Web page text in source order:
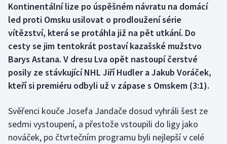
Boby a skeleton
Box
Curling
Cyklistika
Dostihy
Florbal
Kontinentální lize po úspěšném návratu na domácí
led proti Omsku usilovat o prodloužení série
vítězství, která se protáhla již na pět utkání. Do
cesty se jim tentokrát postaví kazašské mužstvo
Barys Astana. V dresu Lva opět nastoupí čerstvé
posily ze stávkující NHL Jiří Hudler a Jakub Voráček,
kteří si premiéru odbyli už v zápase s Omskem (3:1).
Svěřenci kouče Josefa Jandače dosud vyhráli šest ze
sedmi vystoupení, a přestože vstoupili do ligy jako
nováček, po čtvrtečním programu byli nejlepší v celé